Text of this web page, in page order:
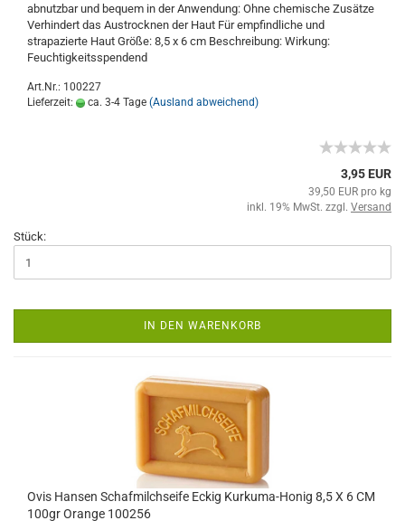
abnutzbar und bequem in der Anwendung: Ohne chemische Zusätze
Verhindert das Austrocknen der Haut Für empfindliche und
strapazierte Haut Größe: 8,5 x 6 cm Beschreibung: Wirkung:
Feuchtigkeitsspendend
Art.Nr.: 100227
Lieferzeit:
ca. 3-4 Tage (Ausland abweichend)
3,95 EUR
39,50 EUR pro kg
inkl. 19% MwSt. zzgl. Versand
Stück:
IN DEN WARENKORB
Ovis Hansen Schafmilchseife Eckig Kurkuma-Honig 8,5 X 6 CM
100gr Orange 100256